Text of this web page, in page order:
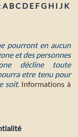
A BC D E FG H I J K
pourront en aucun
et des personnes
décline toute
etre tenu pour
soit. Informations à